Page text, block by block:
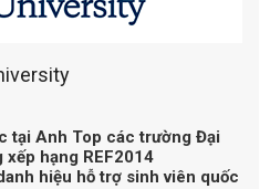
tại Anh Top các trường Đại
hạng REF2014
hiệu hỗ trợ sinh viên quốc